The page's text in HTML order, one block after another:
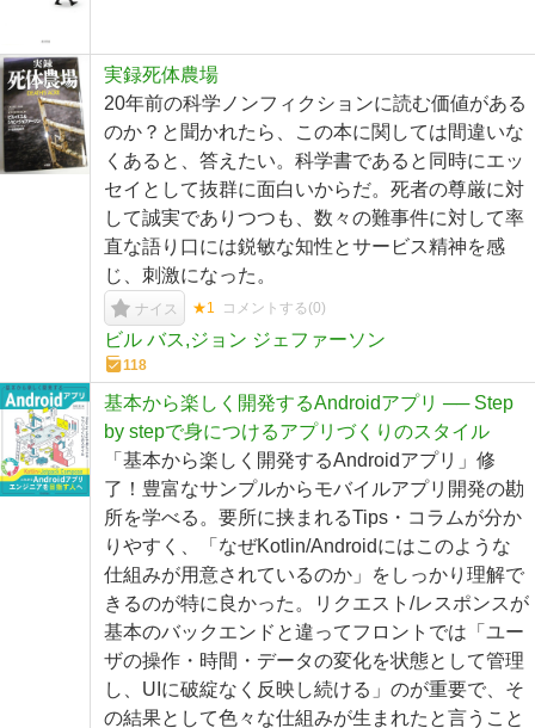
実録死体農場
20年前の科学ノンフィクションに読む価値がある
のか？と聞かれたら、この本に関しては間違いな
くあると、答えたい。科学書であると同時にエッ
セイとして抜群に面白いからだ。死者の尊厳に対
して誠実でありつつも、数々の難事件に対して率
直な語り口には鋭敏な知性とサービス精神を感
じ、刺激になった。
ナイス ★1 コメントする(0)
ビル バス,ジョン ジェファーソン
118
基本から楽しく開発するAndroidアプリ ── Step
by stepで身につけるアプリづくりのスタイル
「基本から楽しく開発するAndroidアプリ」修
了！豊富なサンプルからモバイルアプリ開発の勘
所を学べる。要所に挟まれるTips・コラムが分か
りやすく、「なぜKotlin/Androidにはこのような
仕組みが用意されているのか」をしっかり理解で
きるのが特に良かった。リクエスト/レスポンスが
基本のバックエンドと違ってフロントでは「ユー
ザの操作・時間・データの変化を状態として管理
し、UIに破綻なく反映し続ける」のが重要で、そ
の結果として色々な仕組みが生まれたと言うこと